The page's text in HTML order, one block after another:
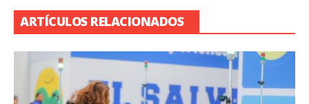
ARTÍCULOS RELACIONADOS